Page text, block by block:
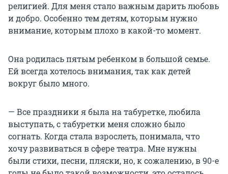
религией. Для меня стало важным дарить любовь
и добро. Особенно тем детям, которым нужно
внимание, которым плохо в какой-то момент.
Она родилась пятым ребенком в большой семье.
Ей всегда хотелось внимания, так как детей
вокруг было много.
— Все праздники я была на табуретке, любила
выступать, с табуретки меня сложно было
согнать. Когда стала взрослеть, понимала, что
хочу развиваться в сфере театра. Мне нужны
были стихи, песни, пляски, но, к сожалению, в 90-е